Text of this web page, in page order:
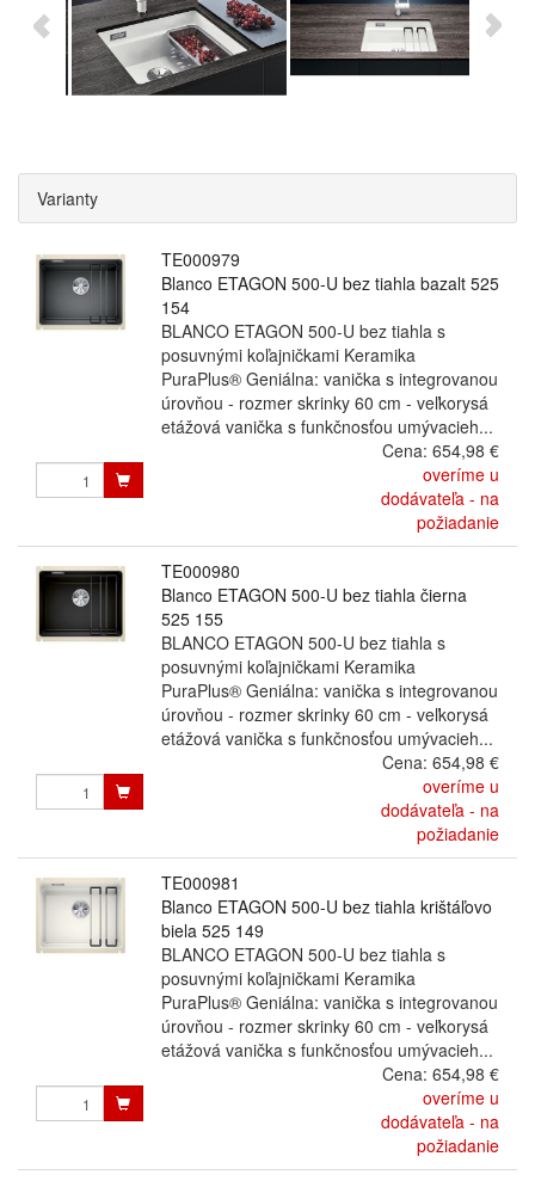
Varianty
TE000979
Blanco ETAGON 500-U bez tiahla bazalt 525
154
BLANCO ETAGON 500-U bez tiahla s
posuvnými koľajničkami Keramika
PuraPlus® Geniálna: vanička s integrovanou
úrovňou - rozmer skrinky 60 cm - veľkorysá
etážová vanička s funkčnosťou umývacieh...
Cena: 654,98 €
overíme u
dodávateľa - na
požiadanie
TE000980
Blanco ETAGON 500-U bez tiahla čierna
525 155
BLANCO ETAGON 500-U bez tiahla s
posuvnými koľajničkami Keramika
PuraPlus® Geniálna: vanička s integrovanou
úrovňou - rozmer skrinky 60 cm - veľkorysá
etážová vanička s funkčnosťou umývacieh...
Cena: 654,98 €
overíme u
dodávateľa - na
požiadanie
TE000981
Blanco ETAGON 500-U bez tiahla krištáľovo
biela 525 149
BLANCO ETAGON 500-U bez tiahla s
posuvnými koľajničkami Keramika
PuraPlus® Geniálna: vanička s integrovanou
úrovňou - rozmer skrinky 60 cm - veľkorysá
etážová vanička s funkčnosťou umývacieh...
Cena: 654,98 €
overíme u
dodávateľa - na
požiadanie